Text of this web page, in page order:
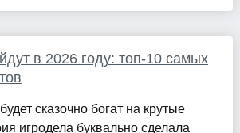
в 2026 году: топ-10 самых
сказочно богат на крутые
игродела буквально сделала